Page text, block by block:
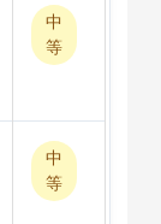
中
等
中
等